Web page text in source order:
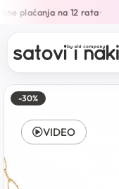
plaćanja na 12 rata•
-30%
VIDEO